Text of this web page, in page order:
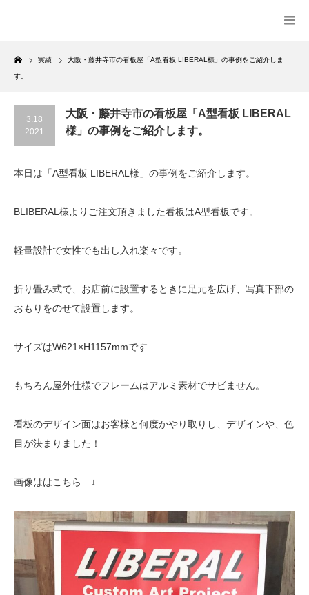
Home
実績 大阪・藤井寺市の看板屋「A型看板 LIBERAL様」の事例をご紹介しま
す。
3.18
2021
大阪・藤井寺市の看板屋「A型看板 LIBERAL
様」の事例をご紹介します。
本日は「A型看板 LIBERAL様」の事例をご紹介します。
BLIBERAL様よりご注文頂きました看板はA型看板です。
軽量設計で女性でも出し入れ楽々です。
折り畳み式で、お店前に設置するときに足元を広げ、写真下部の
おもりをのせて設置します。
サイズはW621×H1157mmです
もちろん屋外仕様でフレームはアルミ素材でサビません。
看板のデザイン面はお客様と何度かやり取りし、デザインや、色
目が決まりました！
画像ははこちら ↓